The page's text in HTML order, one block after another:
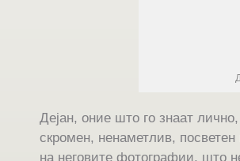
Дејан, оние што го знаат
скромен, ненаметлив,
на неговите фотографии, што